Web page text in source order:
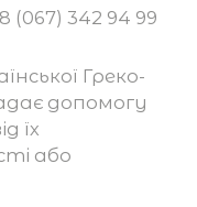
(067) 342 94 99
Греко-
допомогу
їх
або